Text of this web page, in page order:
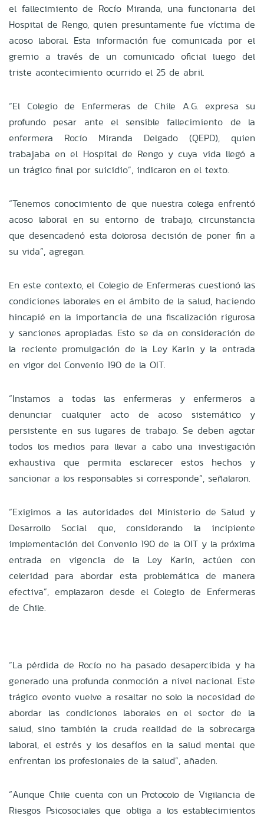
el fallecimiento de Rocío Miranda, una funcionaria del
Hospital de Rengo, quien presuntamente fue víctima de
acoso laboral. Esta información fue comunicada por el
gremio a través de un comunicado oficial luego del
triste acontecimiento ocurrido el 25 de abril.
“El Colegio de Enfermeras de Chile A.G. expresa su
profundo pesar ante el sensible fallecimiento de la
enfermera Rocío Miranda Delgado (QEPD), quien
trabajaba en el Hospital de Rengo y cuya vida llegó a
un trágico final por suicidio”, indicaron en el texto.
“Tenemos conocimiento de que nuestra colega enfrentó
acoso laboral en su entorno de trabajo, circunstancia
que desencadenó esta dolorosa decisión de poner fin a
su vida”, agregan.
En este contexto, el Colegio de Enfermeras cuestionó las
condiciones laborales en el ámbito de la salud, haciendo
hincapié en la importancia de una fiscalización rigurosa
y sanciones apropiadas. Esto se da en consideración de
la reciente promulgación de la Ley Karin y la entrada
en vigor del Convenio 190 de la OIT.
“Instamos a todas las enfermeras y enfermeros a
denunciar cualquier acto de acoso sistemático y
persistente en sus lugares de trabajo. Se deben agotar
todos los medios para llevar a cabo una investigación
exhaustiva que permita esclarecer estos hechos y
sancionar a los responsables si corresponde”, señalaron.
“Exigimos a las autoridades del Ministerio de Salud y
Desarrollo Social que, considerando la incipiente
implementación del Convenio 190 de la OIT y la próxima
entrada en vigencia de la Ley Karin, actúen con
celeridad para abordar esta problemática de manera
efectiva”, emplazaron desde el Colegio de Enfermeras
de Chile.
“La pérdida de Rocío no ha pasado desapercibida y ha
generado una profunda conmoción a nivel nacional. Este
trágico evento vuelve a resaltar no solo la necesidad de
abordar las condiciones laborales en el sector de la
salud, sino también la cruda realidad de la sobrecarga
laboral, el estrés y los desafíos en la salud mental que
enfrentan los profesionales de la salud”, añaden.
“Aunque Chile cuenta con un Protocolo de Vigilancia de
Riesgos Psicosociales que obliga a los establecimientos